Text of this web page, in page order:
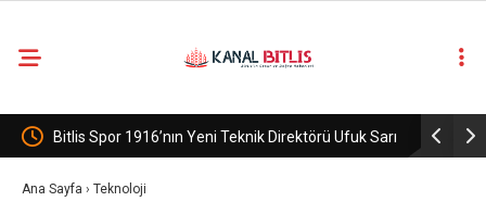
Yeni Teknik Direktörü Ufuk Sarı Adilcevaz Belde Belediyesi, Ak
Ana Sayfa › Teknoloji